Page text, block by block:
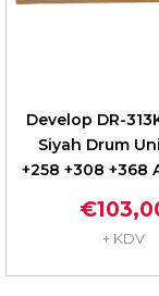
Develop DR-
Siyah Drum
+258 +308 +368
+ KDV